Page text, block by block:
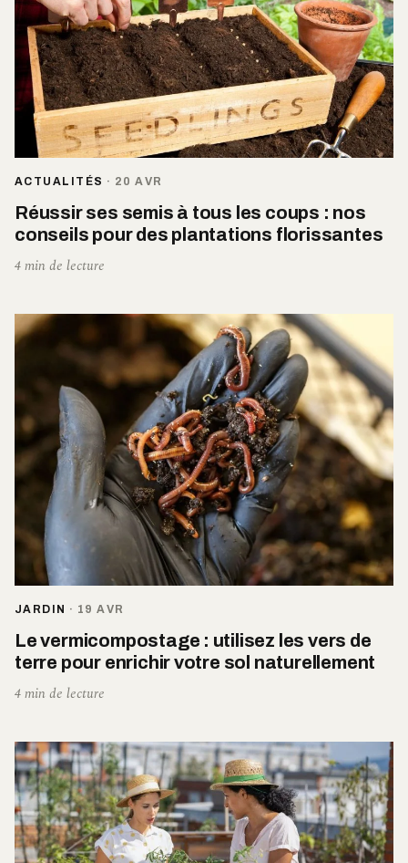
ACTUALITÉS · 20 AVR
Réussir ses semis à tous les coups : nos
conseils pour des plantations florissantes
4 min de lecture
JARDIN · 19 AVR
Le vermicompostage : utilisez les vers de
terre pour enrichir votre sol naturellement
4 min de lecture